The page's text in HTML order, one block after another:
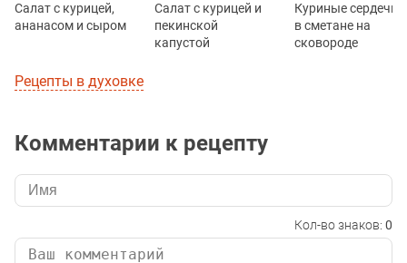
Салат с курицей,
ананасом и сыром
Салат с курицей и
пекинской
капустой
Куриные сердечки
в сметане на
сковороде
Рецепты в духовке
Комментарии к рецепту
Кол-во знаков: 0